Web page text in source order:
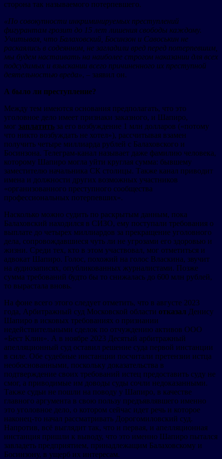
сторона так называемого потерпевшего.
«По совокупности инкриминируемых преступлений
фигурантам грозит до 15 лет лишения свободы каждому.
Учитывая, что Балаховский, Босинзон и Савоськин не
раскаялись в содеянном, не загладили вред перед потерпевшим,
мы будем настаивать на наиболее строгом наказании для всех
подсудимых и взыскании всего причиненного их преступной
деятельностью вреда», – заявил он.
А было ли преступление?
Между тем имеются основания предполагать, что это
уголовное дело имеет признаки заказного, и Шапиро,
мог заплатить за его возбуждение 1 млн долларов («потому
что никто возбуждать не хотел»), рассчитывая взамен
получить четыре миллиарда рублей с Балаховского и
Босинзона. Телеграм-канал называет даже фамилию человека,
которому Шапиро могла уйти круглая сумма: бывшему
заместителю начальника СК столицы. Также канал приводит
имена и должности других возможных участников
«организованного преступного сообщества
профессиональных потерпевших».
Насколько можно судить по раскрытым данным, пока
Балаховский находился в СИЗО, ему поступали требования о
выплате до четырех миллиардов за прекращение уголовного
дела, сопровождавшиеся чуть ли не угрозами его здоровью и
жизни. Среди тех, кто в этом участвовал, мог отметиться и
адвокат Шапиро. Голос, похожий на голос Власкина, звучит
на аудиозаписях, опубликованных журналистами. Позже
сумма требований будто бы то снижалась до 600 млн рублей,
то вырастала вновь.
На фоне всего этого следует отметить, что в августе 2023
года, Арбитражный суд Московской области отказал Денису
Шапиро в исковых требованиях о признании
недействительными сделок по отчуждению активов ООО
«Бест Клин». А в ноябре 2023 Десятый арбитражный
апелляционный суд оставил решение суда первой инстанции
в силе. Обе судебные инстанции посчитали претензии истца
необоснованными, поскольку доказательства в
подтверждение своих требований истец предоставить суду не
смог, а приводимые им доводы суды сочли недоказанными.
Также судьи не пошли на поводу у Шапиро, в качестве
главного аргумента в свою пользу предъявлявшего именно
это уголовное дело, о котором сейчас идет речь и которое
наконец-то начал рассматривать Дорогомиловский суд.
Напротив, всё выглядит так, что и первая, и апелляционная
инстанция пришли к выводу, что это именно Шапиро пытался
завладеть предприятием, принадлежащим Балаховскому и
Босинзону, в ущерб их интересам.